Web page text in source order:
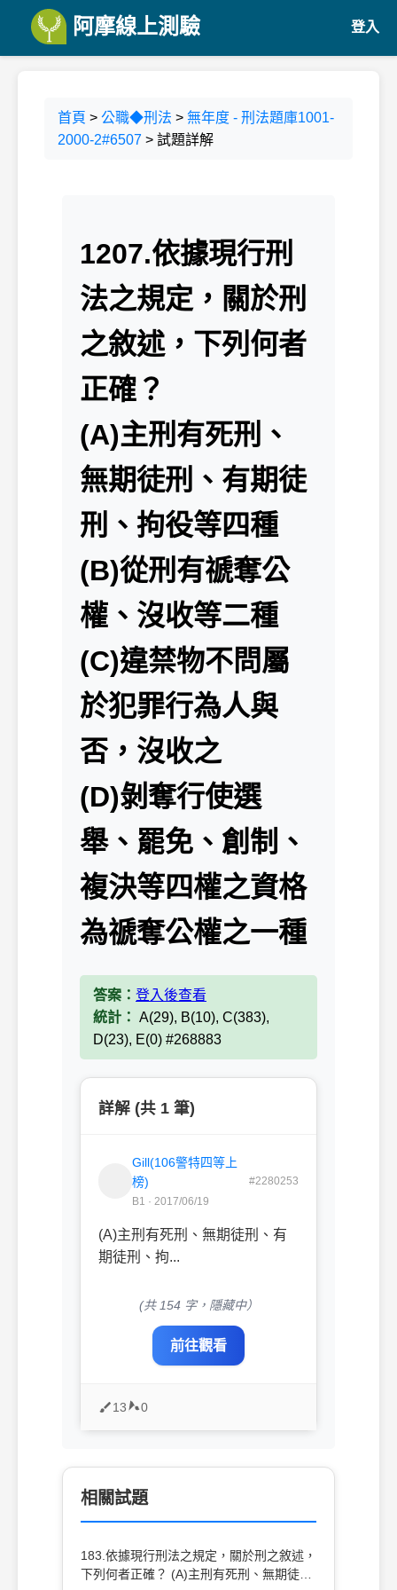
阿摩線上測驗 登入
首頁 > 公職◆刑法 > 無年度 - 刑法題庫1001-
2000-2#6507 > 試題詳解
1207.依據現行刑
法之規定，關於刑
之敘述，下列何者
正確？
(A)主刑有死刑、
無期徒刑、有期徒
刑、拘役等四種
(B)從刑有禠奪公
權、沒收等二種
(C)違禁物不問屬
於犯罪行為人與
否，沒收之
(D)剝奪行使選
舉、罷免、創制、
複決等四權之資格
為禠奪公權之一種
答案： 登入後查看
統計： A(29), B(10), C(383),
D(23), E(0) #268883
詳解 (共 1 筆)
Gill(106警特四等上
榜)
B1 · 2017/06/19
#2280253
(A)主刑有死刑、無期徒刑、有
期徒刑、拘...
(共 154 字，隱藏中）
前往觀看
13 0
相關試題
183.依據現行刑法之規定，關於刑之敘述，
下列何者正確？ (A)主刑有死刑、無期徒